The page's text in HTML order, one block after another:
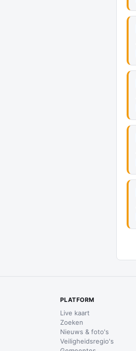
PLATFORM
Live kaart
Zoeken
Nieuws & foto's
Veiligheidsregio's